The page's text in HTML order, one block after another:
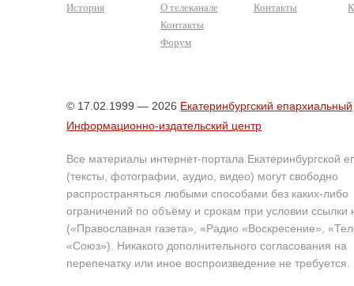
История
О телеканале
Контакты
Форум
Контакты
© 17.02.1999 — 2026 Екатеринбургский епархиальный
Информационно-издательский центр
Все материалы интернет-портала Екатеринбургской
(тексты, фотографии, аудио, видео) могут свободно
распространяться любыми способами без каких-либо
ограничений по объёму и срокам при условии ссылки
(«Православная газета», «Радио «Воскресение»,
«Союз»). Никакого дополнительного согласования на
перепечатку или иное воспроизведение не требуется.